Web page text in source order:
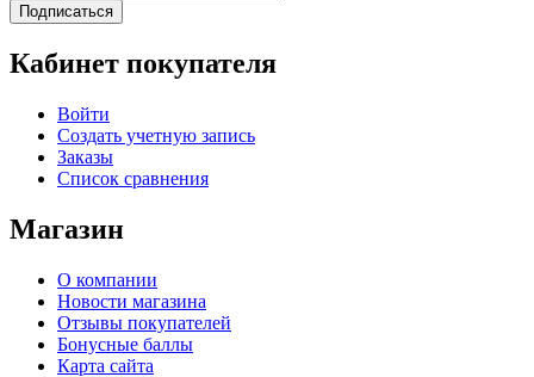
Подписаться
Кабинет покупателя
Войти
Создать учетную запись
Заказы
Список сравнения
Магазин
О компании
Новости магазина
Отзывы покупателей
Бонусные баллы
Карта сайта